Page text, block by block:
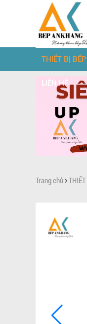
THIẾT BỊ BẾP
LIÊN HỆ
Trang chủ